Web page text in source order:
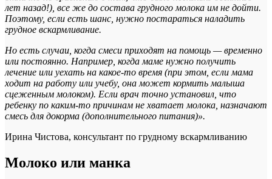
лет назад!), все же до состава грудного молока им не дойти.
Поэтому, если есть шанс, нужно постараться наладить
грудное вскармливание.
Но есть случаи, когда смеси приходят на помощь — временно
или постоянно. Например, когда маме нужно получить
лечение или уехать на какое-то время (при этом, если мама
ходит на работу или учебу, она может кормить малыша
сцеженным молоком). Если врач точно установил, что
ребенку по каким-то причинам не хватает молока, назначают
смесь для докорма (дополнительного питания)».
Ирина Чистова, консультант по грудному вскармливанию
Молоко или манка